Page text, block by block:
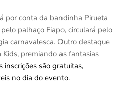
por conta da bandinha Pirueta
palhaço Fiapo, circulará pelo
carnavalesca. Outro destaque
Kids, premiando as fantasias
inscrições são gratuitas,
no dia do evento.